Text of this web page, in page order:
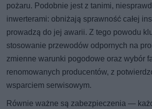
pożaru. Podobnie jest z tanimi,
inwerterami: obniżają sprawność całej
prowadzą do jej awarii. Z tego powodu
stosowanie przewodów odpornych na
zmienne warunki pogodowe oraz wybór
renomowanych producentów, z
wsparciem serwisowym.
Równie ważne są zabezpieczenia —